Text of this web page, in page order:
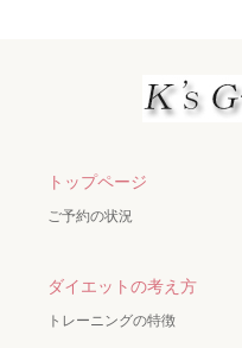
トップページ
ご予約の状況
ダイエットの考え方
トレーニングの特徴